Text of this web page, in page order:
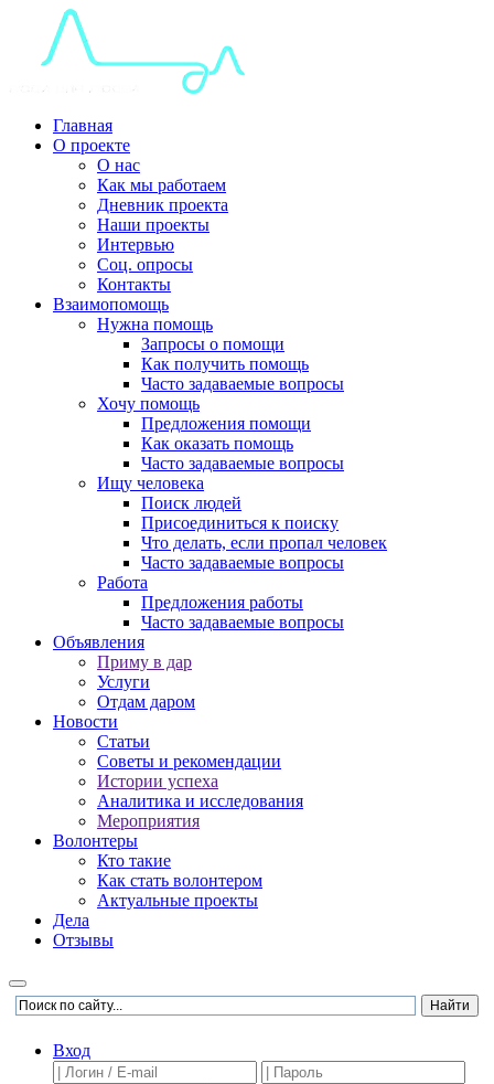
Главная
О проекте
О нас
Как мы работаем
Дневник проекта
Наши проекты
Интервью
Соц. опросы
Контакты
Взаимопомощь
Нужна помощь
Запросы о помощи
Как получить помощь
Часто задаваемые вопросы
Хочу помощь
Предложения помощи
Как оказать помощь
Часто задаваемые вопросы
Ищу человека
Поиск людей
Присоединиться к поиску
Что делать, если пропал человек
Часто задаваемые вопросы
Работа
Предложения работы
Часто задаваемые вопросы
Объявления
Приму в дар
Услуги
Отдам даром
Новости
Статьи
Советы и рекомендации
Истории успеха
Аналитика и исследования
Мероприятия
Волонтеры
Кто такие
Как стать волонтером
Актуальные проекты
Дела
Отзывы
Вход